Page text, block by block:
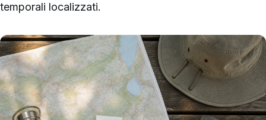
temporali localizzati.